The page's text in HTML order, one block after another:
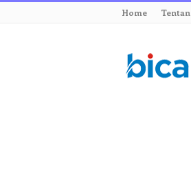
Home